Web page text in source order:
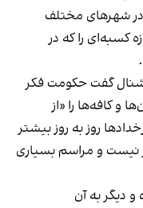
در شهرهای مختلف
کسبه‌ای را که در
گفت حکومت فکر
و کافه‌ها را «از
روز به روز بیشتر
نیست و مراسم بسیاری
و دیگر به آن